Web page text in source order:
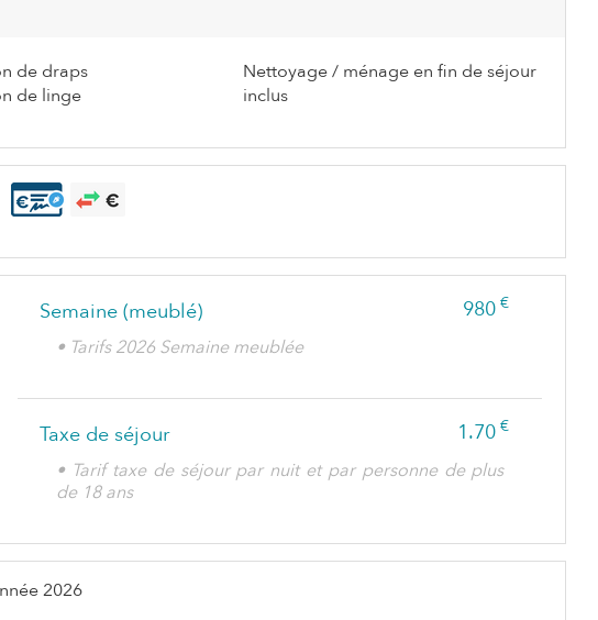
de draps
de linge
Nettoyage / ménage en fin de séjour
inclus
Semaine (meublé) 980 €
• Tarifs 2026 Semaine meublée
Taxe de séjour 1.70 €
• Tarif taxe de séjour par nuit et par personne de plus
de 18 ans
2026